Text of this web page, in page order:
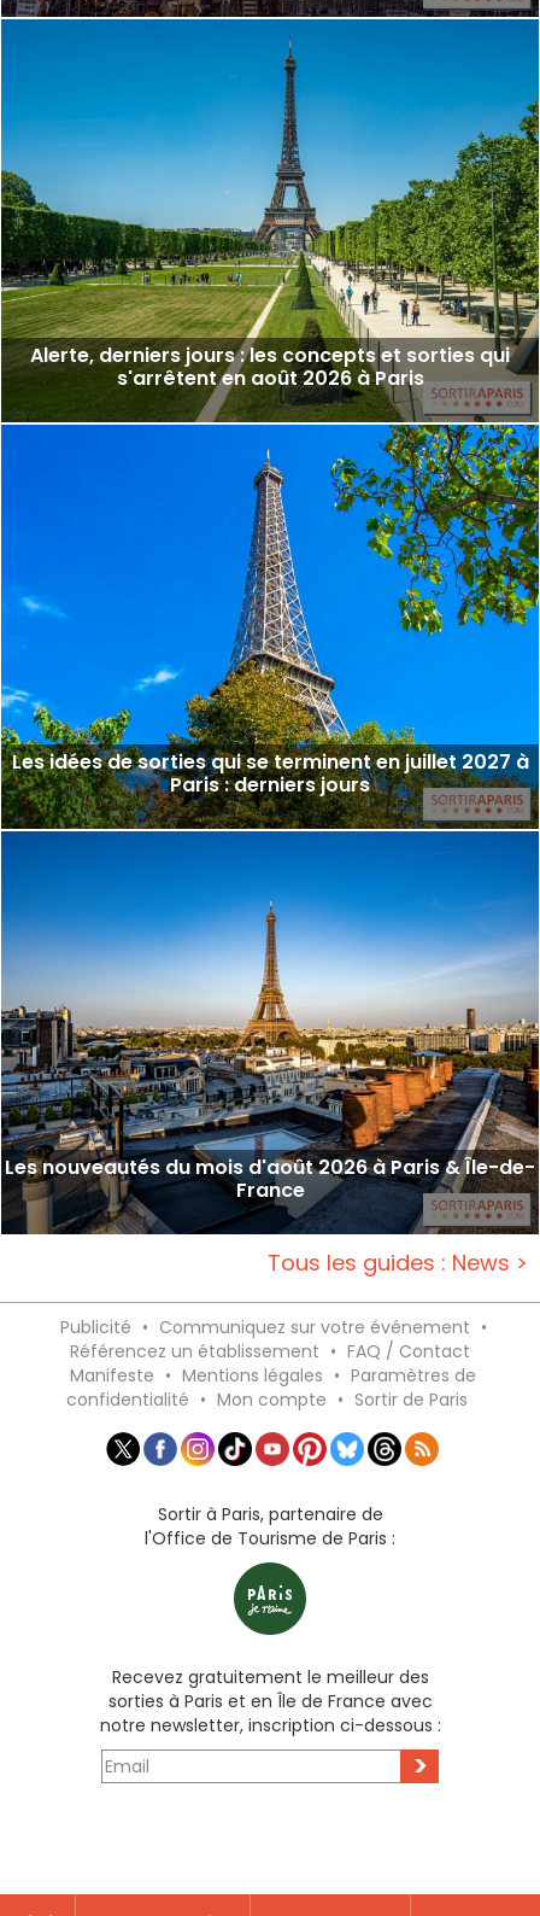
Alerte, derniers jours : les concepts et sorties qui
s'arrêtent en août 2026 à Paris
Les idées de sorties qui se terminent en juillet 2027 à
Paris : derniers jours
Les nouveautés du mois d'août 2026 à Paris & Île-de-
France
Tous les guides : News >
Publicité • Communiquez sur votre événement •
Référencez un établissement • FAQ / Contact
Manifeste • Mentions légales • Paramètres de
confidentialité • Mon compte • Sortir de Paris
Sortir à Paris, partenaire de
l'Office de Tourisme de Paris :
Recevez gratuitement le meilleur des
sorties à Paris et en Île de France avec
notre newsletter, inscription ci-dessous :
>